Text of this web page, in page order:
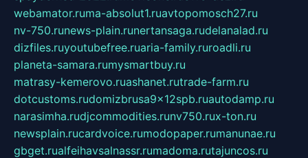
webamator.ruma-absolut1.ruavtopomosch27.ru
nv-750.runews-plain.runertansaga.rudelanalad.ru
dizfiles.ruyoutubefree.ruaria-family.ruroadli.ru
planeta-samara.rumysmartbuy.ru
matrasy-kemerovo.ruashanet.rutrade-farm.ru
dotcustoms.rudomizbrusa9x12spb.ruautodamp.ru
narasimha.rudjcommodities.runv750.rux-ton.ru
newsplain.rucardvoice.rumodopaper.rumanunae.ru
gbget.rualfeihavsalnassr.rumadoma.rutajuncos.ru